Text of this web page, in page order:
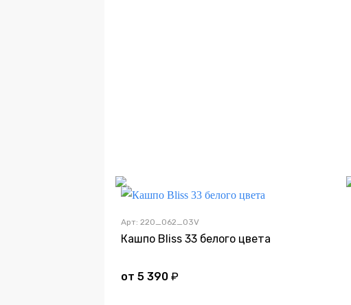
Арт: 220_062_03V
Кашпо Bliss 33 белого цвета
от 5 390 ₽